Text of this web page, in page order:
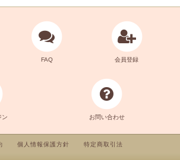
FAQ 会員登録
ン お問い合わせ
個人情報保護方針 特定商取引法